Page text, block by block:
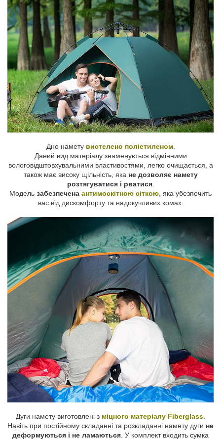
Дно намету вистелено поліетиленом.
Даний вид матеріалу знаменується відмінними
вологовідштовхувальними властивостями, легко очищається, а
також має високу щільність, яка не дозволяє намету
розтягуватися і рватися.
Модель забезпечена антимоскітною сіткою , яка убезпечить
вас від дискомфорту та надокучливих комах.
Дуги намету виготовлені з міцного матеріалу Fiberglass.
Навіть при постійному складанні та розкладанні намету дуги не
деформуються і не ламаються. У комплект входить сумка